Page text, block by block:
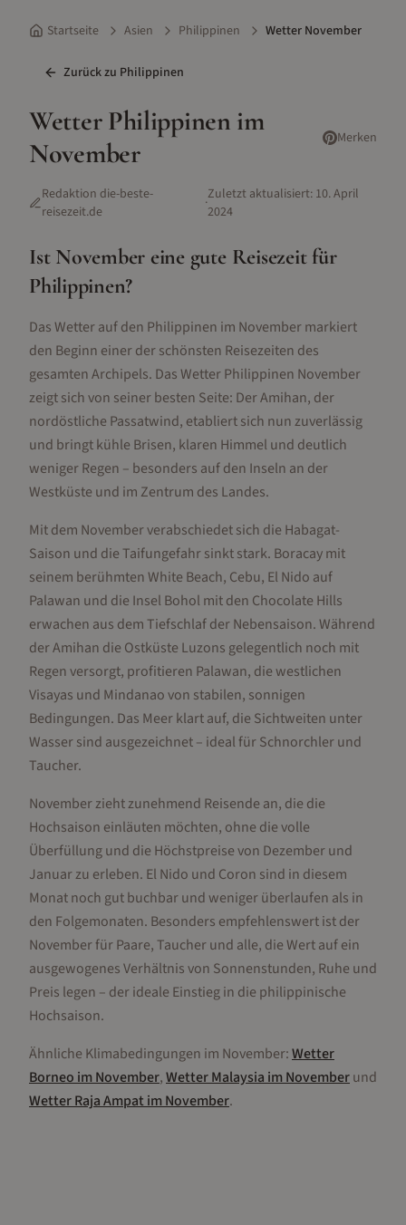
Startseite Asien Philippinen Wetter November
Zurück zu Philippinen
WetterPhilippinen im
November
Merken
Redaktion die-beste-
reisezeit.de
·Zuletzt aktualisiert: 10. April
2024
Ist November eine gute Reisezeit für
Philippinen?
Das Wetter auf den Philippinen im November markiert
den Beginn einer der schönsten Reisezeiten des
gesamten Archipels. Das Wetter Philippinen November
zeigt sich von seiner besten Seite: Der Amihan, der
nordöstliche Passatwind, etabliert sich nun zuverlässig
und bringt kühle Brisen, klaren Himmel und deutlich
weniger Regen – besonders auf den Inseln an der
Westküste und im Zentrum des Landes.
Mit dem November verabschiedet sich die Habagat-
Saison und die Taifungefahr sinkt stark. Boracay mit
seinem berühmten White Beach, Cebu, El Nido auf
Palawan und die Insel Bohol mit den Chocolate Hills
erwachen aus dem Tiefschlaf der Nebensaison. Während
der Amihan die Ostküste Luzons gelegentlich noch mit
Regen versorgt, profitieren Palawan, die westlichen
Visayas und Mindanao von stabilen, sonnigen
Bedingungen. Das Meer klart auf, die Sichtweiten unter
Wasser sind ausgezeichnet – ideal für Schnorchler und
Taucher.
November zieht zunehmend Reisende an, die die
Hochsaison einläuten möchten, ohne die volle
Überfüllung und die Höchstpreise von Dezember und
Januar zu erleben. El Nido und Coron sind in diesem
Monat noch gut buchbar und weniger überlaufen als in
den Folgemonaten. Besonders empfehlenswert ist der
November für Paare, Taucher und alle, die Wert auf ein
ausgewogenes Verhältnis von Sonnenstunden, Ruhe und
Preis legen – der ideale Einstieg in die philippinische
Hochsaison.
Ähnliche Klimabedingungen im November:Wetter
Borneo imNovember,WetterMalaysia imNovemberund
WetterRaja AmpatimNovember.